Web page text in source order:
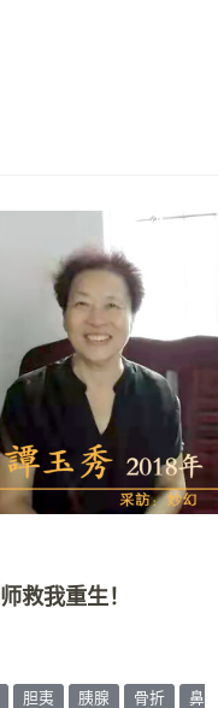
救我重生！
胆夷 胰腺 骨折
鼻